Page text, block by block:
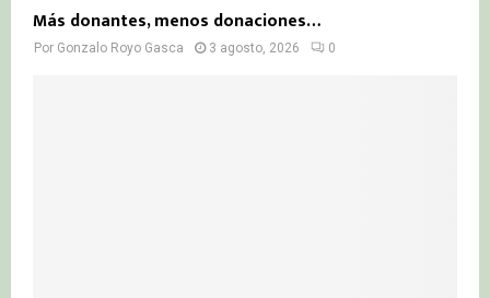
Más donantes, menos donaciones…
Por Gonzalo Royo Gasca 3 agosto, 2026 0